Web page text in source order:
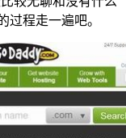
过程走一遍吧。